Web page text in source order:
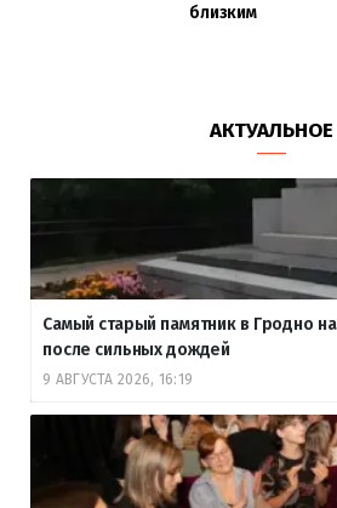
близким
АКТУАЛЬНОЕ
Самый старый памятник в Гродно
после сильных дождей
9 АВГУСТА 2026, 16:19